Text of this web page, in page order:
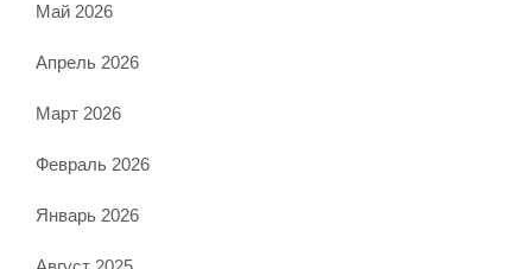
Май 2026
Апрель 2026
Март 2026
Февраль 2026
Январь 2026